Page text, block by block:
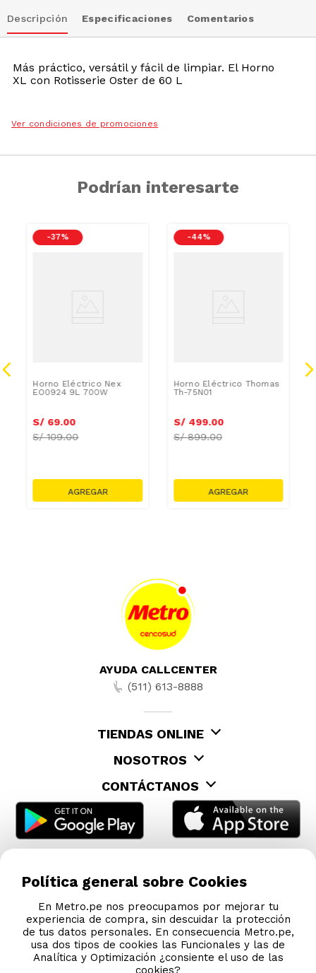
Descripción Especificaciones Comentarios
Más práctico, versátil y fácil de limpiar. El Horno
XL con Rotisserie Oster de 60 L
Ver condiciones de promociones
Podrían interesarte
-37 %
Horno Eléctrico Nex
EO0924 9L 700W
S/ 69.00
S/109.00
-44 %
Horno Eléctrico Thomas
Th-75N01
S/ 499.00
S/899.00
AYUDA CALLCENTER
(511) 613-8888
TIENDAS ONLINE
NOSOTROS
CONTÁCTANOS
Política general sobre Cookies
En Metro.pe nos preocupamos por mejorar tu
experiencia de compra, sin descuidar la protección
de tus datos personales. En consecuencia Metro.pe,
usa dos tipos de cookies las Funcionales y las de
Analítica y Optimización ¿consiente el uso de las
cookies?